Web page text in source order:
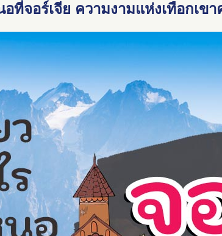
อที่จอร์เจีย ความงามแห่งเทือกเข